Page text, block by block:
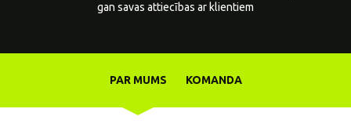
gan savas attiecības ar klientiem
PAR MUMS KOMANDA